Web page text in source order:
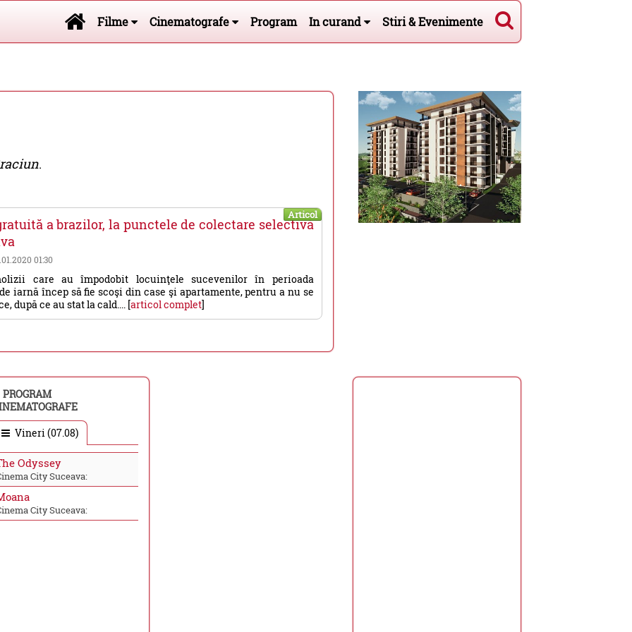
Filme Cinematografe Program In curand Stiri & Evenimente
.
Articol
a brazilor, la punctele de colectare selectivă
01:30
care au împodobit locuinţele sucevenilor în perioada
iarnă încep să fie scoşi din case şi apartamente, pentru a nu se
după ce au stat la cald.... [articol complet]
PROGRAM
Vineri (07.08)
Odyssey
City Suceava:
City Suceava: